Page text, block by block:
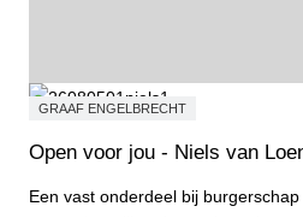
GRAAF ENGELBRECHT
Open voor jou - Niels van
Een vast onderdeel bij